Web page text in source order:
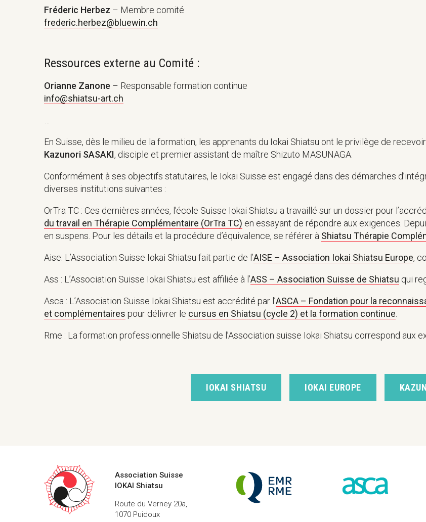
Fréderic Herbez – Membre comité
frederic.herbez@bluewin.ch
Ressources externe au Comité :
Orianne Zanone – Responsable formation continue
info@shiatsu-art.ch
En Suisse, dès le milieu de la formation, les apprenants du Iokai Shiatsu ont le privilège de
Kazunori SASAKI, disciple et premier assistant de maître Shizuto MASUNAGA.
Conformément à ses objectifs statutaires, le Iokai Suisse est engagé dans des démarches
diverses institutions suivantes :
OrTra TC : Ces dernières années, l’école Suisse Iokai Shiatsu a travaillé sur un dossier pour
du travail en Thérapie Complémentaire (OrTra TC) en essayant de répondre aux exigences.
en suspens. Pour les détails et la procédure d’équivalence, se référer à Shiatsu Thérapie
Aise: L’Association Suisse Iokai Shiatsu fait partie de l’AISE – Association Iokai Shiatsu Europe,
Ass : L’Association Suisse Iokai Shiatsu est affiliée à l’ASS – Association Suisse de Shiatsu qui
Asca : L’Association Suisse Iokai Shiatsu est accrédité par l’ASCA – Fondation pour la
et complémentaires pour délivrer le cursus en Shiatsu (cycle 2) et la formation continue
Rme : La formation professionnelle Shiatsu de l’Association suisse Iokai Shiatsu correspond aux
IOKAI SHIATSU IOKAI EUROPE
Coordonnées
Association Suisse
IOKAI Shiatsu
Route du Verney 20a,
1070 Puidoux
Registre
de
Médecine
ASCA
–